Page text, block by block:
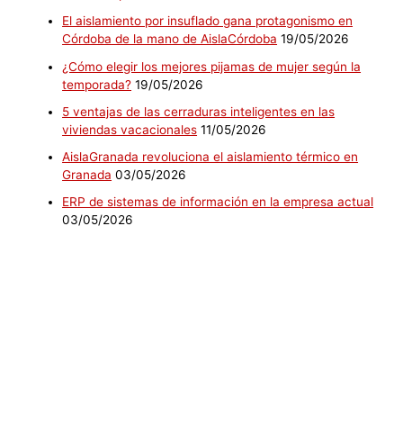
El aislamiento por insuflado gana protagonismo en
Córdoba de la mano de AislaCórdoba 19/05/2026
¿Cómo elegir los mejores pijamas de mujer según la
temporada? 19/05/2026
5 ventajas de las cerraduras inteligentes en las
viviendas vacacionales 11/05/2026
AislaGranada revoluciona el aislamiento térmico en
Granada 03/05/2026
ERP de sistemas de información en la empresa actual
03/05/2026